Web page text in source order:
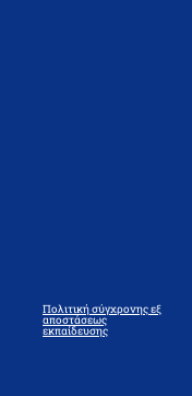
Πολιτική σύγχρονης εξ
αποστάσεως
εκπαίδευσης